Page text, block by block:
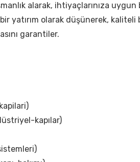
alarak, ihtiyaçlarınıza
olarak düşünerek, kaliteli
garantiler.
kapılar)